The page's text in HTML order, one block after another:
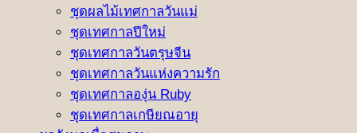
ชุดผลไม้เทศกาลวันแม่
ชุดเทศกาลปีใหม่
ชุดเทศกาลวันตรุษจีน
ชุดเทศกาลวันแห่งความรัก
ชุดเทศกาลองุ่น Ruby
ชุดเทศกาลเกษียณอายุ